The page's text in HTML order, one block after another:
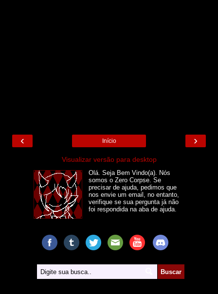
›
‹ Início
Visualizar versão para desktop
Olá. Seja Bem Vindo(a). Nós
somos o Zero Corpse. Se
precisar de ajuda, pedimos que
nos envie um email, no entanto,
verifique se sua pergunta já não
foi respondida na aba de ajuda.